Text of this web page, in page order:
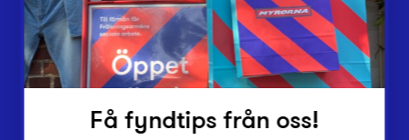
Inlämningsplatser
Om Myrorna
Lediga jobb
Pressrum
Få fyndtips från oss!